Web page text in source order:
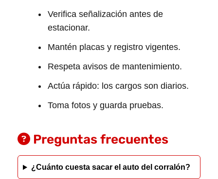
Verifica señalización antes de
estacionar.
Mantén placas y registro vigentes.
Respeta avisos de mantenimiento.
Actúa rápido: los cargos son diarios.
Toma fotos y guarda pruebas.
Preguntas frecuentes
¿Cuánto cuesta sacar el auto del corralón?